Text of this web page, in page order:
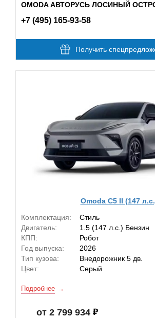
OMODA АВТОРУСЬ ЛОСИНЫЙ
+7 (495) 165-93-58
Получить
Omoda C5 II (147
Комплектация:
Стиль
Двигатель:
1.5 (147 л.с.) Бензин
КПП:
Робот
Год выпуска:
2026
Тип кузова:
Внедорожник 5 дв.
Цвет:
Серый
Подробнее
от 2 799 934